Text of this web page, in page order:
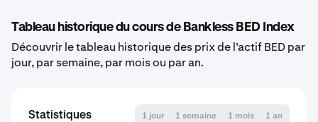
Tableau historique du cours de Bankless BED Index
Découvrir le tableau historique des prix de l’actif BED par
jour, par semaine, par mois ou par an.
Statistiques 1 jour 1 semaine 1 mois 1 an